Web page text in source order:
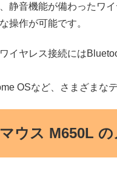
静音機能が備わったワイ
操作が可能です。
イヤレス接続には
OSなど、さまざまな
ウス M650L